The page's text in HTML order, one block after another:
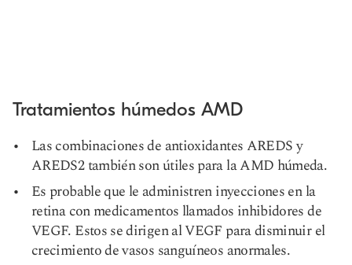
Tratamientos húmedos AMD
Las combinaciones de antioxidantes AREDS y
AREDS2 también son útiles para la AMD húmeda.
Es probable que le administren inyecciones en la
retina con medicamentos llamados inhibidores de
VEGF. Estos se dirigen al VEGF para disminuir el
crecimiento de vasos sanguíneos anormales.